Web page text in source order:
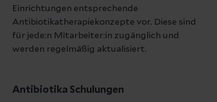
Einrichtungen entsprechende
Antibiotikatherapiekonzepte vor. Diese sind
für jede:n Mitarbeiter:in zugänglich und
werden regelmäßig aktualisiert.
Antibiotika Schulungen